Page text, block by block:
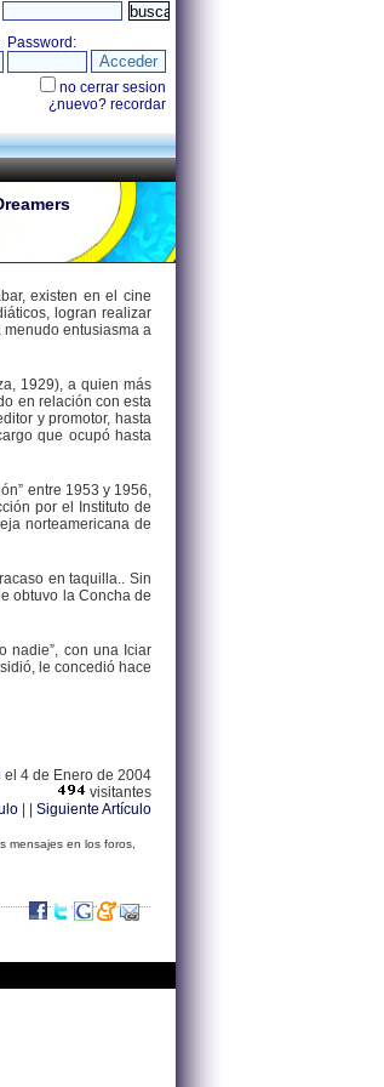
existen en el cine
logran realizar
entusiasma a
1929), a quien más
en relación con esta
y promotor, hasta
que ocupó hasta
entre 1953 y 1956,
por el Instituto de
norteamericana de
en taquilla.. Sin
obtuvo la Concha de
nadie”, con una Iciar
le concedió hace
el 4 de Enero de 2004
visitantes
Siguiente Artículo
mensajes en los foros,